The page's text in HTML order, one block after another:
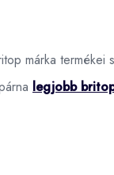
márka termékei
legjobb